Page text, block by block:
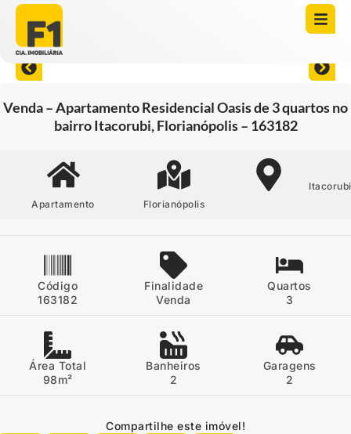
Venda – Apartamento Residencial Oasis de 3 quartos no
bairro Itacorubi, Florianópolis – 163182
Apartamento Florianópolis
Itacorubi
Código
163182
Finalidade
Venda
Quartos
3
Área Total
98m²
Banheiros
2
Garagens
2
Compartilhe este imóvel!